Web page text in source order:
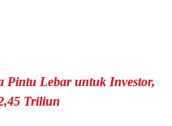
Pintu Lebar untuk Investor,
Triliun